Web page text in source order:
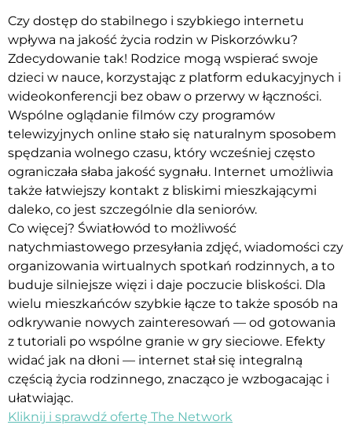
Czy dostęp do stabilnego i szybkiego internetu
wpływa na jakość życia rodzin w Piskorzówku?
Zdecydowanie tak! Rodzice mogą wspierać swoje
dzieci w nauce, korzystając z platform edukacyjnych i
wideokonferencji bez obaw o przerwy w łączności.
Wspólne oglądanie filmów czy programów
telewizyjnych online stało się naturalnym sposobem
spędzania wolnego czasu, który wcześniej często
ograniczała słaba jakość sygnału. Internet umożliwia
także łatwiejszy kontakt z bliskimi mieszkającymi
daleko, co jest szczególnie dla seniorów.
Co więcej? Światłowód to możliwość
natychmiastowego przesyłania zdjęć, wiadomości czy
organizowania wirtualnych spotkań rodzinnych, a to
buduje silniejsze więzi i daje poczucie bliskości. Dla
wielu mieszkańców szybkie łącze to także sposób na
odkrywanie nowych zainteresowań — od gotowania
z tutoriali po wspólne granie w gry sieciowe. Efekty
widać jak na dłoni — internet stał się integralną
częścią życia rodzinnego, znacząco je wzbogacając i
ułatwiając.
Kliknij i sprawdź ofertę The Network